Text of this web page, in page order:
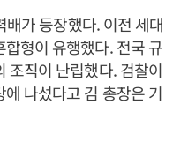
배가 등장했다. 이전 세대
형이 유행했다. 전국 규
조직이 난립했다. 검찰이
나섰다고 김 총장은 기